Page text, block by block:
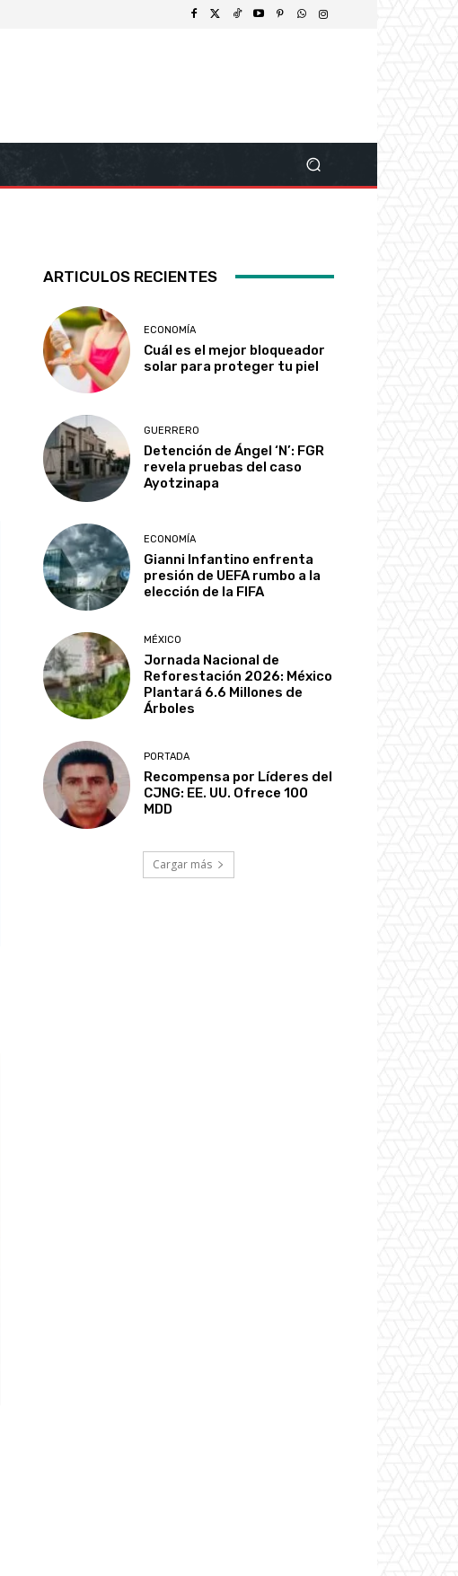
ARTICULOS RECIENTES
ECONOMÍA
Cuál es el mejor bloqueador
solar para proteger tu piel
GUERRERO
Detención de Ángel ‘N’: FGR
revela pruebas del caso
Ayotzinapa
ECONOMÍA
Gianni Infantino enfrenta
presión de UEFA rumbo a la
elección de la FIFA
MÉXICO
Jornada Nacional de
Reforestación 2026: México
Plantará 6.6 Millones de
Árboles
PORTADA
Recompensa por Líderes del
CJNG: EE. UU. Ofrece 100
MDD
Cargar más